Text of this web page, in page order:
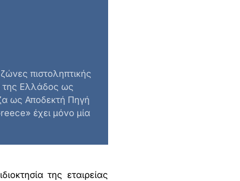
πιστοληπτικής
της Ελλάδος ως
ως Αποδεκτή Πηγή
έχει μόνο μία
της εταιρείας